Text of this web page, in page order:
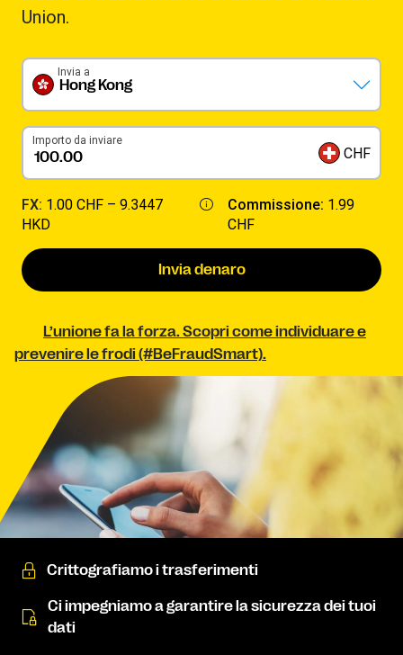
Union.
Hong Kong
Invia a
Importo da inviare
CHF
FX: 1.00 CHF – 9.3447
HKD
Commissione: 1.99
CHF
Invia denaro
L’unione fa la forza. Scopri come individuare e
prevenire le frodi (#BeFraudSmart).
Crittografiamo i trasferimenti
Ci impegniamo a garantire la sicurezza dei tuoi
dati